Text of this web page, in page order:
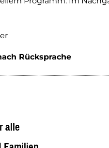
Rücksprache
alle